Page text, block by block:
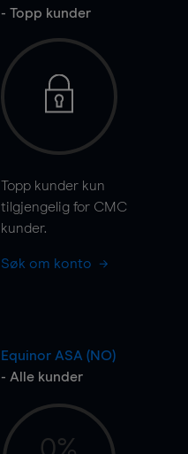
- Topp kunder
Topp kunder kun
tilgjengelig for CMC
kunder.
Søk om konto
Equinor ASA (NO)
- Alle kunder